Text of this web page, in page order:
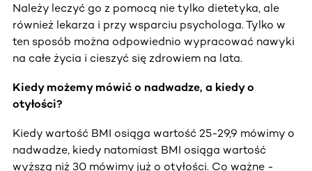
Należy leczyć go z pomocą nie tylko dietetyka, ale
również lekarza i przy wsparciu psychologa. Tylko w
ten sposób można odpowiednio wypracować nawyki
na całe życia i cieszyć się zdrowiem na lata.
Kiedy możemy mówić o nadwadze, a kiedy o
otyłości?
Kiedy wartość BMI osiąga wartość 25-29,9 mówimy o
nadwadze, kiedy natomiast BMI osiąga wartość
wyższą niż 30 mówimy już o otyłości. Co ważne -